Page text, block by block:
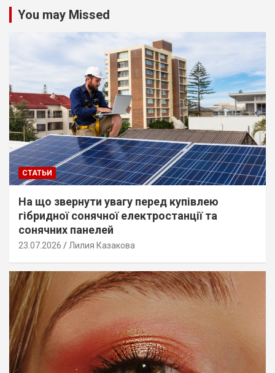
You may Missed
СТАТЬИ
На що звернути увагу перед купівлею
гібридної сонячної електростанції та
сонячних панелей
23.07.2026 Лилия Казакова